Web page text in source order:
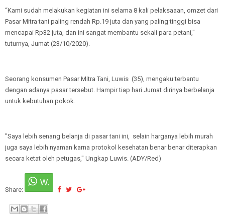
“Kami sudah melakukan kegiatan ini selama 8 kali pelaksaaan, omzet dari
Pasar Mitra tani paling rendah Rp.19 juta dan yang paling tinggi bisa
mencapai Rp32 juta, dan ini sangat membantu sekali para petani,"
tuturnya, Jumat (23/10/2020).
Seorang konsumen Pasar Mitra Tani, Luwis (35), mengaku terbantu
dengan adanya pasar tersebut. Hampir tiap hari Jumat dirinya berbelanja
untuk kebutuhan pokok.
"Saya lebih senang belanja di pasar tani ini, selain harganya lebih murah
juga saya lebih nyaman karna protokol kesehatan benar benar diterapkan
secara ketat oleh petugas," Ungkap Luwis. (ADY/Red)
Share: